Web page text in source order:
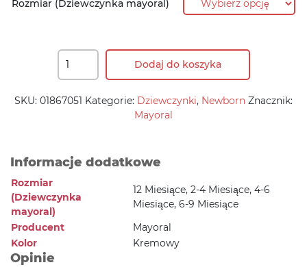
Rozmiar (Dziewczynka mayoral)
Dodaj do koszyka
SKU: 01867051 Kategorie: Dziewczynki, Newborn Znacznik:
Mayoral
Informacje dodatkowe
Rozmiar
(Dziewczynka
mayoral)
12 Miesiące, 2-4 Miesiące, 4-6
Miesiące, 6-9 Miesiące
Producent
Mayoral
Kolor
Kremowy
Opinie